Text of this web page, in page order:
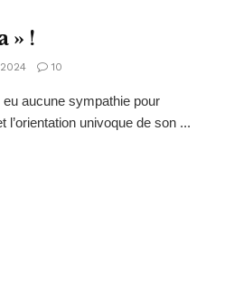
» !
10
eu aucune sympathie pour
univoque de son ...